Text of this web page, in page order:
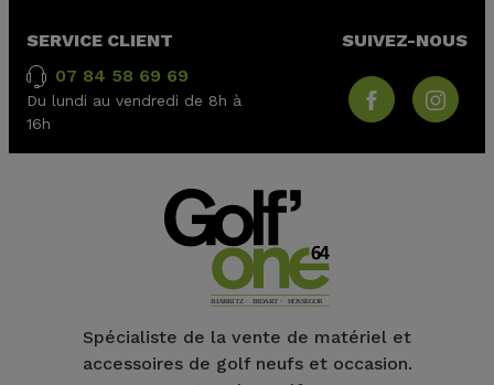
SERVICE CLIENT
07 84 58 69 69
Du lundi au vendredi de 8h à
16h
SUIVEZ-NOUS
Spécialiste de la vente de matériel et
accessoires de golf neufs et occasion.